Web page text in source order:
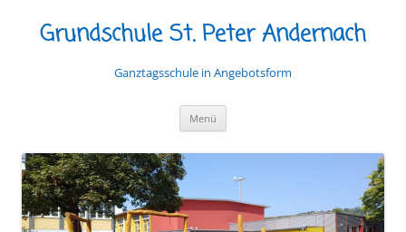
Grundschule St. Peter Andernach
Ganztagsschule in Angebotsform
Menü